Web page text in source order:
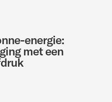
energie:
met een